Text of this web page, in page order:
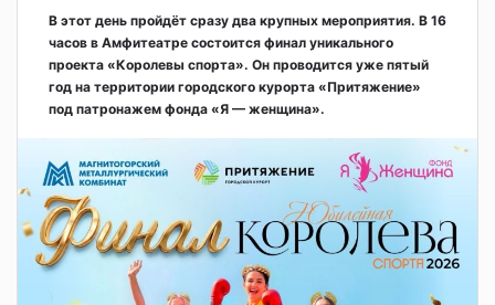
В этот день пройдёт сразу два крупных мероприятия. В 16
часов в Амфитеатре состоится финал уникального
проекта «Королевы спорта». Он проводится уже пятый
год на территории городского курорта «Притяжение»
под патронажем фонда «Я — женщина».